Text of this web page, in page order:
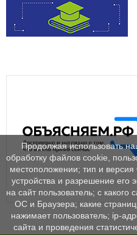
Продолжая использовать
обработку файлов cookie,
местоположении; тип и
устройства и разрешение его
на сайт пользователь; с какого
ОС и Браузера; какие
нажимает пользователь; ip-
сайта и проведения